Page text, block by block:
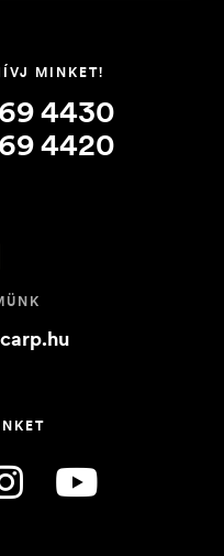
MINKET!
4430
4420